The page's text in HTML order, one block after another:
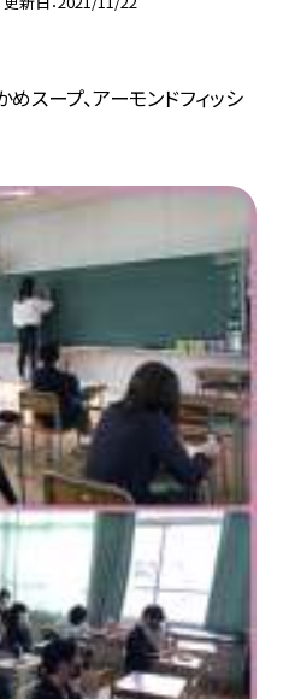
スープ、アーモンドフィッシ